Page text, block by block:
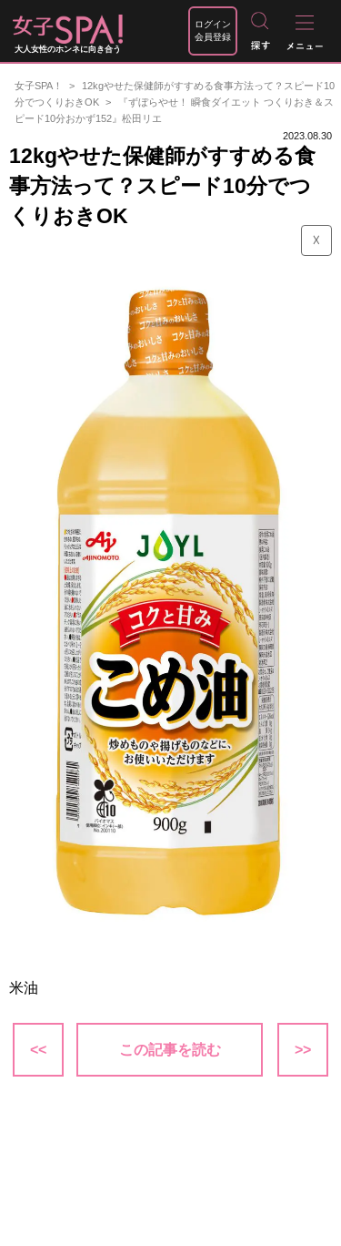
大人女性のホンネに向き合う
ログイン
会員登録
女子SPA！
12kgやせた保健師がすすめる食事方法って？スピード10
分でつくりおきOK
『ずぼらやせ！ 瞬食ダイエット つくりおき＆ス
ピード10分おかず152』松田リエ
2023.08.30
12kgやせた保健師がすすめる食
事方法って？スピード10分でつ
くりおきOK
☓
米油
<< この記事を読む >>